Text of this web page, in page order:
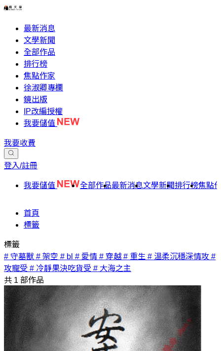
最新消息
文學新聞
全部作品
排行榜
焦點作家
徐淑卿專欄
鏡出版
IP改編授權
我要儲值
我要收費
登入/註冊
我要儲值 全部作品最新消息文學新聞排行榜焦點
首頁
標籤
標籤
# 守墓獸 # 架空 # bl # 愛情 # 穿越# 重生 # 溫柔沉穩深情攻 #
攻寵受 # 冷靜果決吃貨受 # 大海之主
共 1 部作品